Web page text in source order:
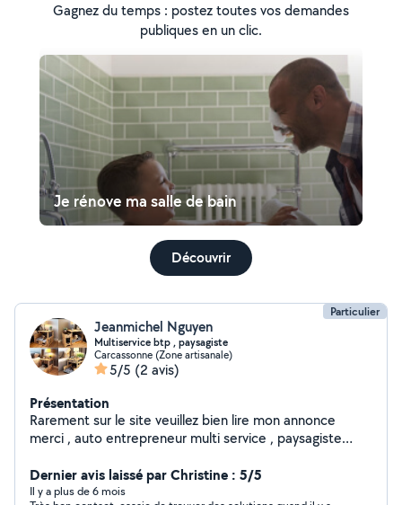
Gagnez du temps : postez toutes vos demandes
publiques en un clic.
Je rénove ma salle de bain
Découvrir
Particulier
Jeanmichel Nguyen
Multiservice btp , paysagiste
Carcassonne (Zone artisanale)
5/5 (2 avis)
Présentation
Rarement sur le site veuillez bien lire mon annonce
merci , auto entrepreneur multi service , paysagiste
travaux BTP acquis évalué ( carrelage , élect , peinture
rénovation salle de bain , Placo, pergola )z
Dernier avis laissé par Christine : 5/5
Il y a plus de 6 mois